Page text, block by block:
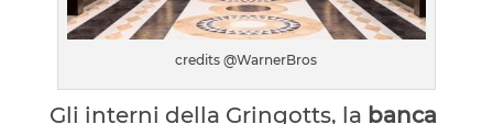
credits @WarnerBros
Gli interni della Gringotts, la banca